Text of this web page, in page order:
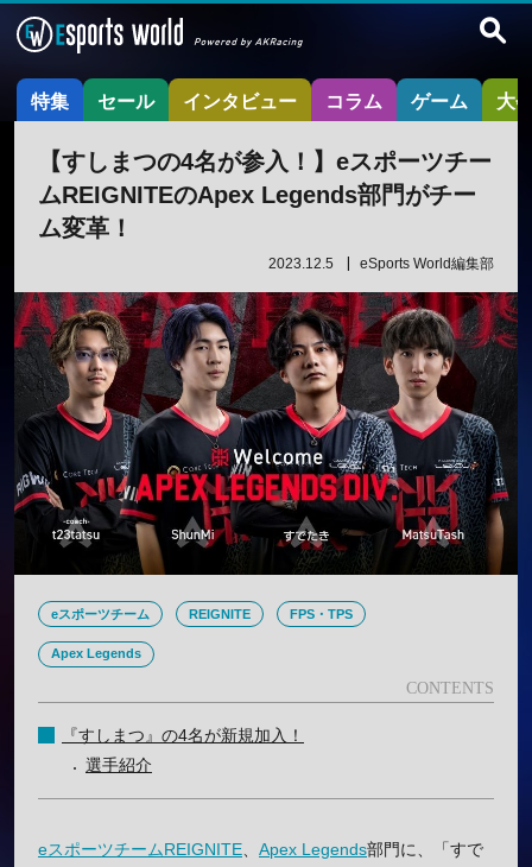
特集 セール インタビュー コラム ゲーム 大
【すしまつの4名が参入！】eスポーツチー
ムREIGNITEのApex Legends部門がチー
ム変革！
2023.12.5 eSports World編集部
eスポーツチーム REIGNITE FPS・TPS
Apex Legends
『すしまつ』の4名が新規加入！
選手紹介
eスポーツチームREIGNITE Apex Legends部門に、「すで